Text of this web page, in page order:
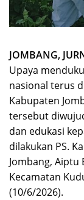
JOMBANG,
Upaya
nasional terus
Kabupaten
tersebut
dan edukasi
dilakukan PS.
Jombang, Aiptu
Kecamatan
(10/6/2026).